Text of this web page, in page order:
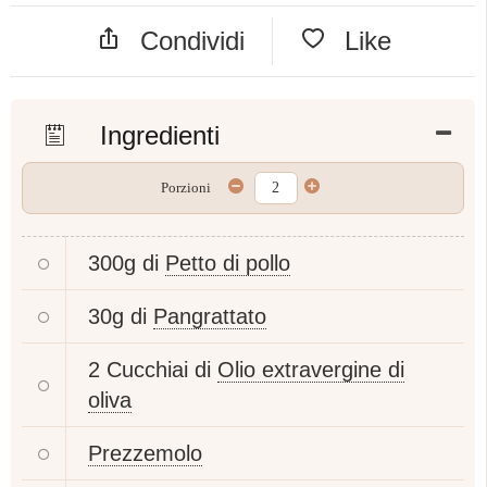
Condividi Like
Ingredienti
Porzioni
300g di Petto di pollo
30g di Pangrattato
2 Cucchiai di Olio extravergine di
oliva
Prezzemolo